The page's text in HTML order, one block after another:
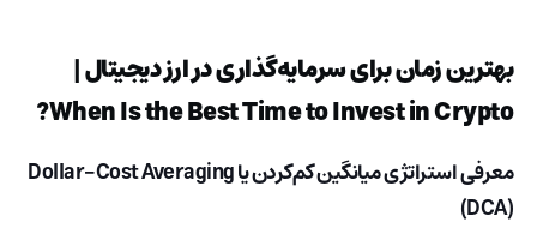
بهترین زمان برای سرمایه‌گذاری در ارز دیجیتال |
When Is the Best Time to Invest in Crypto?
معرفی استراتژی میانگین کم‌کردن یا Dollar-Cost Averaging
(DCA)